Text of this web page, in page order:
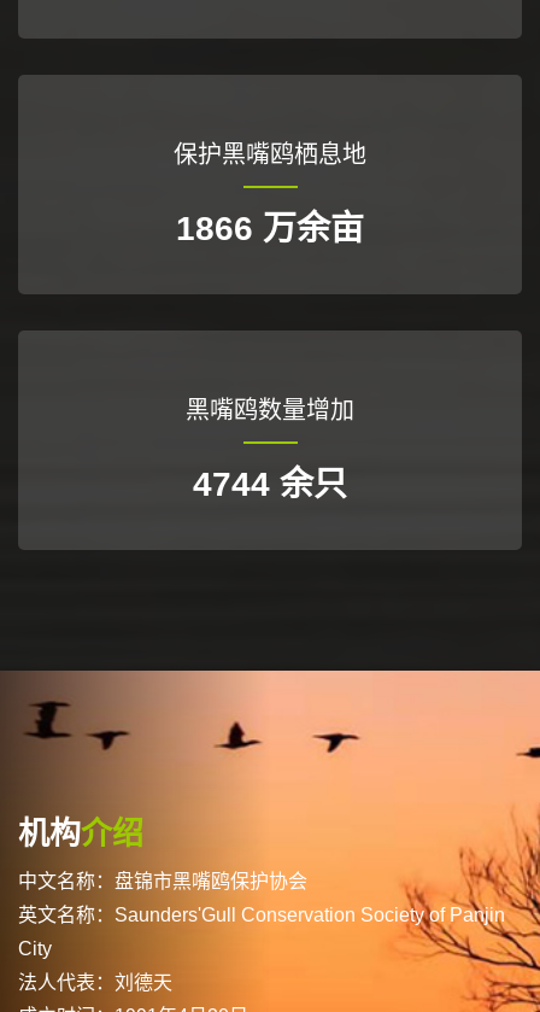
保护黑嘴鸥栖息地
2274 万余亩
黑嘴鸥数量增加
5811 余只
机构介绍
中文名称：盘锦市黑嘴鸥保护协会
英文名称：Saunders'Gull Conservation Society of Panjin
City
法人代表：刘德天